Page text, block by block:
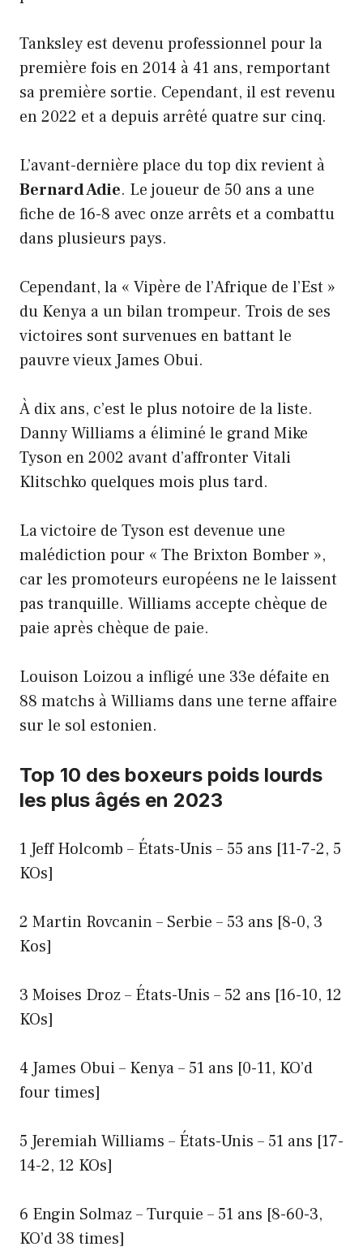
Tanksley est devenu professionnel pour la
première fois en 2014 à 41 ans, remportant
sa première sortie. Cependant, il est revenu
en 2022 et a depuis arrêté quatre sur cinq.
L’avant-dernière place du top dix revient à
Bernard Adie. Le joueur de 50 ans a une
fiche de 16-8 avec onze arrêts et a combattu
dans plusieurs pays.
Cependant, la « Vipère de l’Afrique de l’Est »
du Kenya a un bilan trompeur. Trois de ses
victoires sont survenues en battant le
pauvre vieux James Obui.
À dix ans, c’est le plus notoire de la liste.
Danny Williams a éliminé le grand Mike
Tyson en 2002 avant d’affronter Vitali
Klitschko quelques mois plus tard.
La victoire de Tyson est devenue une
malédiction pour « The Brixton Bomber »,
car les promoteurs européens ne le laissent
pas tranquille. Williams accepte chèque de
paie après chèque de paie.
Louison Loizou a infligé une 33e défaite en
88 matchs à Williams dans une terne affaire
sur le sol estonien.
Top 10 des boxeurs poids lourds
les plus âgés en 2023
1 Jeff Holcomb – États-Unis – 55 ans [11-7-2, 5
KOs]
2 Martin Rovcanin – Serbie – 53 ans [8-0, 3
Kos]
3 Moises Droz – États-Unis – 52 ans [16-10, 12
KOs]
4 James Obui – Kenya – 51 ans [0-11, KO’d
four times]
5 Jeremiah Williams – États-Unis – 51 ans [17-
14-2, 12 KOs]
6 Engin Solmaz – Turquie – 51 ans [8-60-3,
KO’d 38 times]